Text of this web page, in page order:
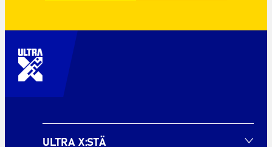
ULTRA X:STÄ